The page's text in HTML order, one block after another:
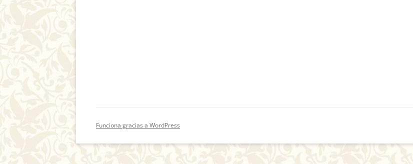
Funciona gracias a WordPress